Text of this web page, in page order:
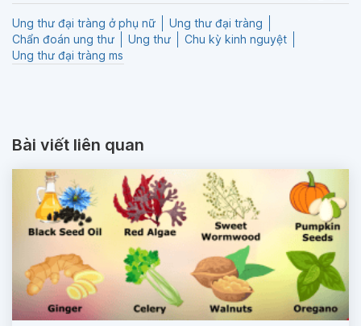
Ung thư đại tràng ở phụ nữ
Ung thư đại tràng
Chẩn đoán ung thư
Ung thư
Chu kỳ kinh nguyệt
Ung thư đại tràng ms
Bài viết liên quan